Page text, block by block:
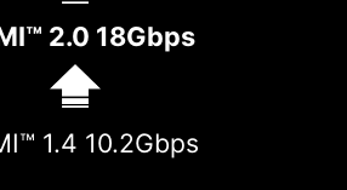
2.0 18Gbps
1.4 10.2Gbps